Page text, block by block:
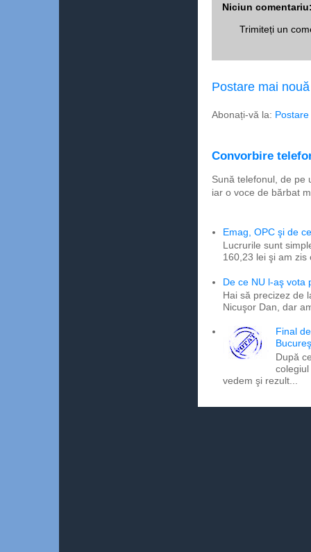
Niciun
Trimiteți un
Postare mai nouă
Abonați-vă la:
Convorbire
Sună telefonul, de pe
iar o voce de bărbat
Emag, OPC şi de
Lucrurile sunt
160,23 lei şi am
De ce NU l-aş vota
Hai să precizez de
Nicuşor Dan, dar
Final
După
vedem şi rezult...